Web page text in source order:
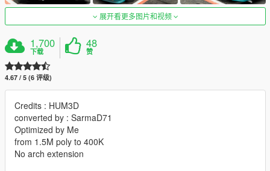
展开看更多图片和视频
1,700
下载
48
赞
4.67 / 5 (6 评级)
Credits : HUM3D
converted by : SarmaD71
Optimized by Me
from 1.5M poly to 400K
No arch extension